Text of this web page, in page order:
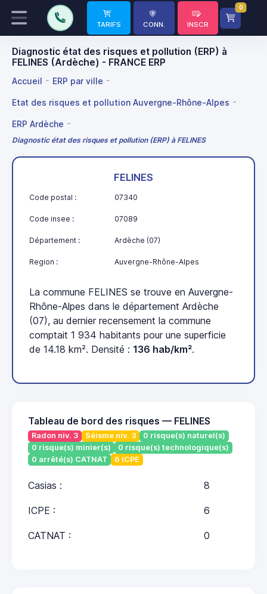
TARIFS CONN. INSCR
0
Diagnostic état des risques et pollution (ERP) à
FELINES (Ardèche) - FRANCE ERP
Accueil ERP par ville
Etat des risques et pollution Auvergne-Rhône-Alpes
ERP Ardèche
Diagnostic état des risques et pollution (ERP) à FELINES
FELINES
Code postal : 07340
Code insee : 07089
Département : Ardèche (07)
Region : Auvergne-Rhône-Alpes
La commune FELINES se trouve en Auvergne-
Rhône-Alpes dans le département Ardèche
(07), au dernier recensement la commune
comptait 1 934 habitants pour une superficie
de 14.18 km². Densité : 136 hab/km².
Tableau de bord des risques — FELINES
Radon niv. 3 Séisme niv. 3
0 risque(s) naturel(s)
0 risque(s) minier(s)
0 risque(s) technologique(s)
0 arrêté(s) CATNAT
6 ICPE
Casias : 8
ICPE : 6
CATNAT : 0